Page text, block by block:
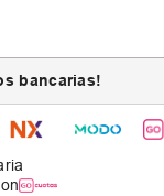
bancarias!